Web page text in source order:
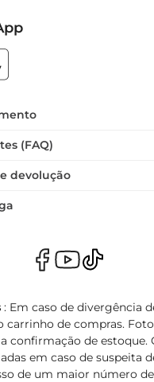
(FAQ)
devolução
: Em caso de divergência
carrinho de compras.
confirmação de estoque.
em caso de suspeita
de um maior número